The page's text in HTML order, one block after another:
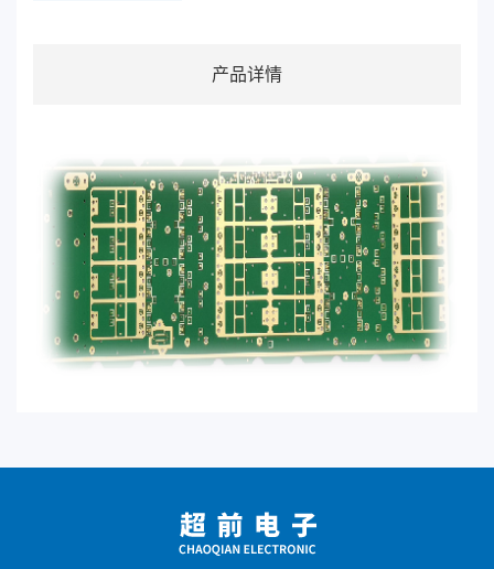
产品详情